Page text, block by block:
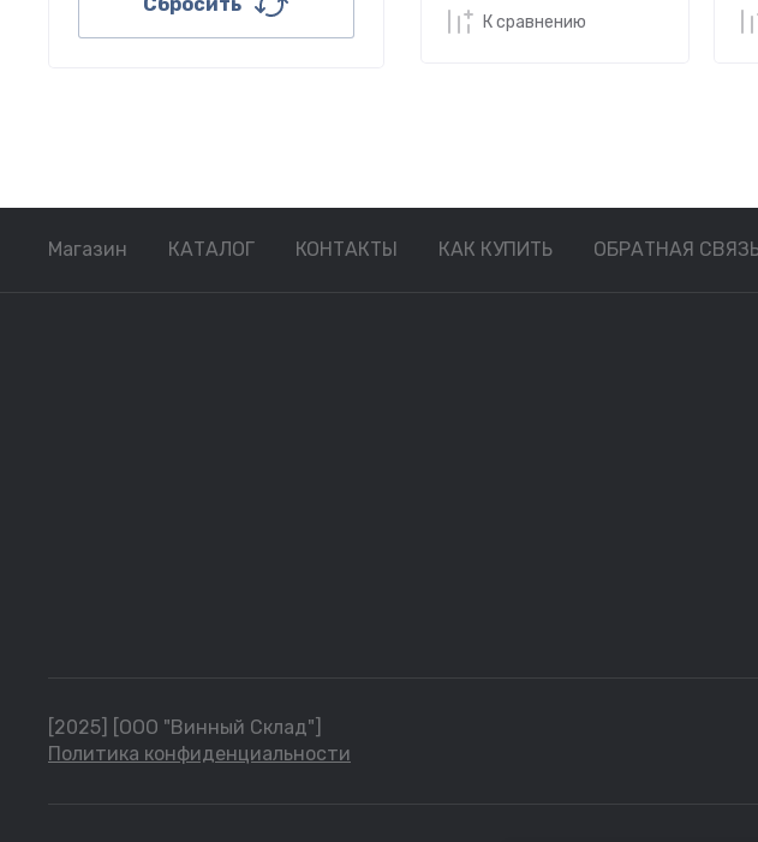
К сравнению
Магазин КАТАЛОГ КОНТАКТЫ КАК КУПИТЬ ОБРАТНАЯ
[2025] [ООО "Винный Склад"]
Политика конфиденциальности